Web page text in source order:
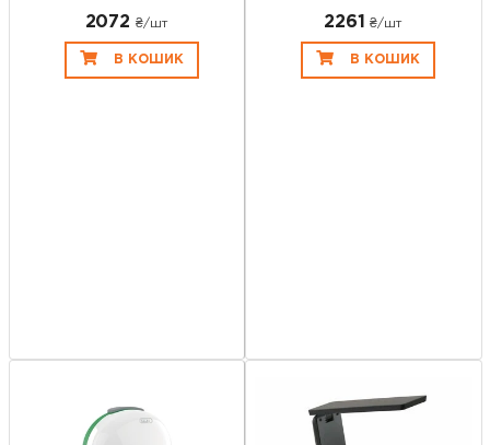
2072 ₴/шт
В КОШИК
2261 ₴/шт
В КОШИК